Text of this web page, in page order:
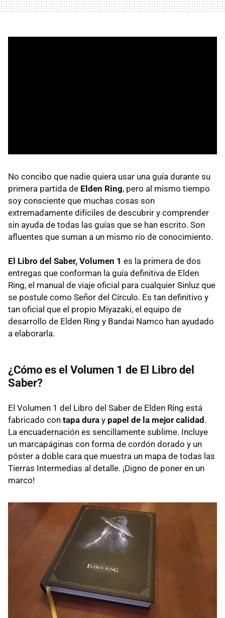
No concibo que nadie quiera usar una guía durante su
primera partida de Elden Ring, pero al mismo tiempo
soy consciente que muchas cosas son
extremadamente difíciles de descubrir y comprender
sin ayuda de todas las guías que se han escrito. Son
afluentes que suman a un mismo río de conocimiento.
El Libro del Saber, Volumen 1 es la primera de dos
entregas que conforman la guía definitiva de Elden
Ring, el manual de viaje oficial para cualquier Sinluz que
se postule como Señor del Círculo. Es tan definitivo y
tan oficial que el propio Miyazaki, el equipo de
desarrollo de Elden Ring y Bandai Namco han ayudado
a elaborarla.
¿Cómo es el Volumen 1 de El Libro del
Saber?
El Volumen 1 del Libro del Saber de Elden Ring está
fabricado con tapa dura y papel de la mejor calidad.
La encuadernación es sencillamente sublime. Incluye
un marcapáginas con forma de cordón dorado y un
póster a doble cara que muestra un mapa de todas las
Tierras Intermedias al detalle. ¡Digno de poner en un
marco!